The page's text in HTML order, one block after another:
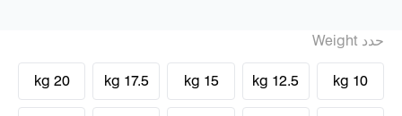
حدد Weight
10 kg
12.5 kg
15 kg
17.5 kg
20 kg